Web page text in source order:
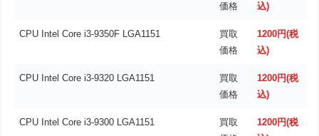
価格
込)
CPU Intel Core i3-9350F LGA1151
買取
価格
1200円(税
込)
CPU Intel Core i3-9320 LGA1151
買取
価格
1200円(税
込)
CPU Intel Core i3-9300 LGA1151
買取
1200円(税